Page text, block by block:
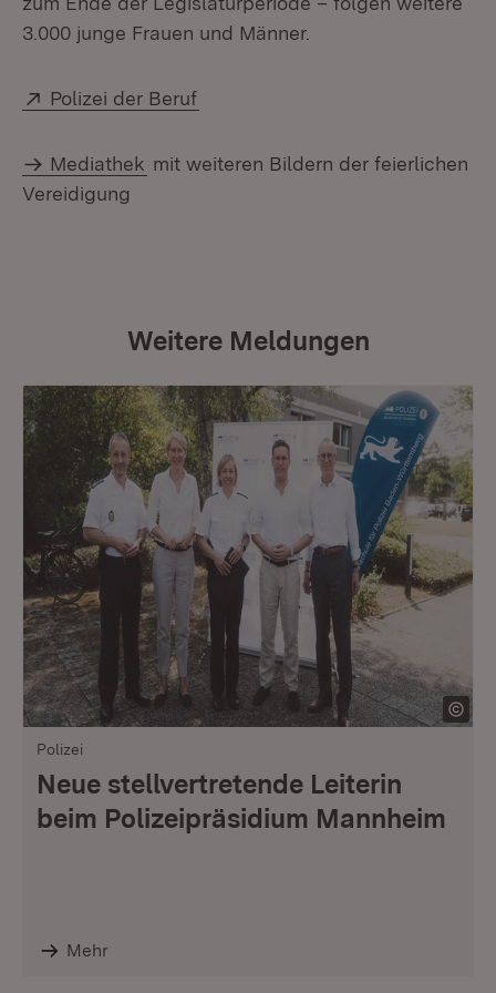
3.000 junge Frauen und Männer.
Extern:
Polizei der Beruf
Mediathek mit weiteren Bildern der feierlichen
Vereidigung
Weitere Meldungen
Polizei
Neue stellvertretende Leiterin
beim Polizeipräsidium Mannheim
Mehr